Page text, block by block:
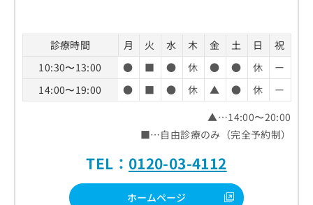
診療時間 月 火 水 木 金 土 日
祝
10:30〜13:00
● ■ ● 休 ● ● 休
ー
14:00〜19:00
● ■ ● 休 ▲ ● 休
ー
▲…14:00〜20:00
■…自由診療のみ（完全予約制）
TEL： 0120-03-4112
ホームページ